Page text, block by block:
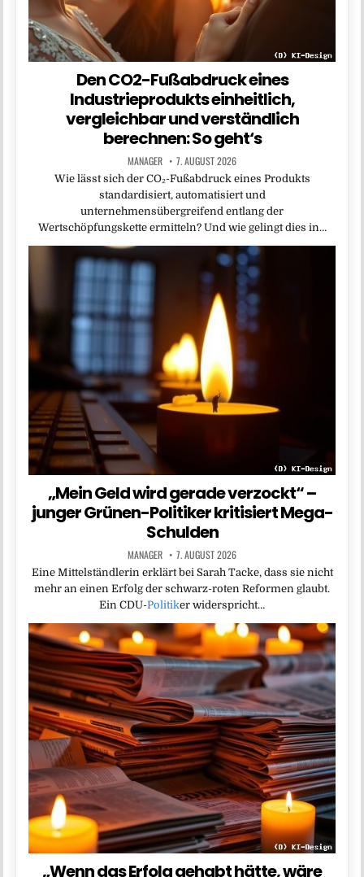
Den CO2-Fußabdruck eines
Industrieprodukts einheitlich,
vergleichbar und verständlich
berechnen: So geht‘s
MANAGER 7. AUGUST 2026
Wie lässt sich der CO₂-Fußabdruck eines Produkts
standardisiert, automatisiert und
unternehmensübergreifend entlang der
Wertschöpfungskette ermitteln? Und wie gelingt dies in…
„Mein Geld wird gerade verzockt“ –
junger Grünen-Politiker kritisiert Mega-
Schulden
MANAGER 7. AUGUST 2026
Eine Mittelständlerin erklärt bei Sarah Tacke, dass sie nicht
mehr an einen Erfolg der schwarz-roten Reformen glaubt.
Ein CDU-Politiker widerspricht…
„Wenn das Erfolg gehabt hätte, wäre